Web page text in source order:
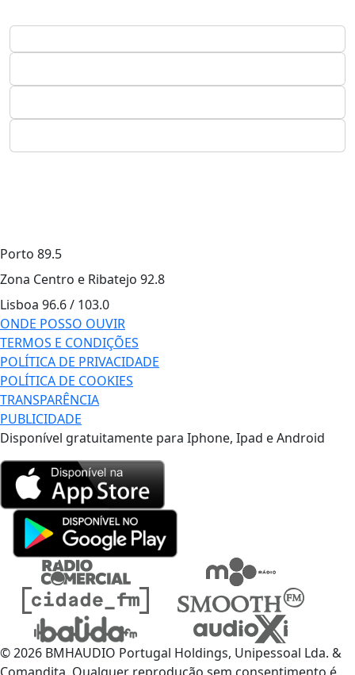
Porto 89.5
Zona Centro e Ribatejo 92.8
Lisboa 96.6 / 103.0
ONDE POSSO OUVIR
TERMOS E CONDIÇÕES
POLÍTICA DE PRIVACIDADE
POLÍTICA DE COOKIES
TRANSPARÊNCIA
PUBLICIDADE
Disponível gratuitamente para Iphone, Ipad e Android
© 2026 BMHAUDIO Portugal Holdings, Unipessoal Lda. &